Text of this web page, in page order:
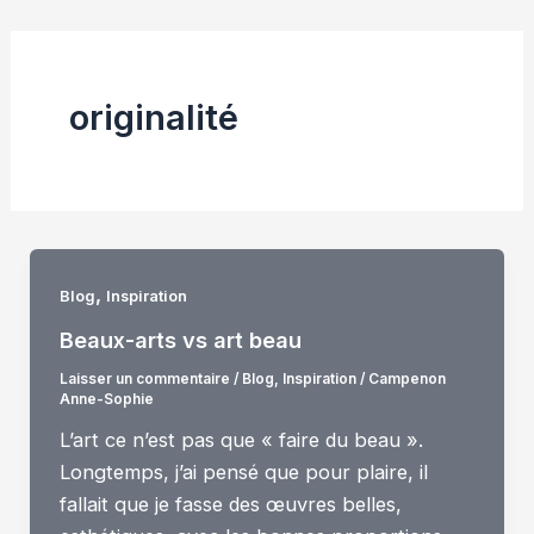
originalité
Blog, Inspiration
Beaux-arts vs art beau
Laisser un commentaire / Blog, Inspiration/ Campenon
Anne-Sophie
L’art ce n’est pas que « faire du beau ».
Longtemps, j’ai pensé que pour plaire, il
fallait que je fasse des œuvres belles,